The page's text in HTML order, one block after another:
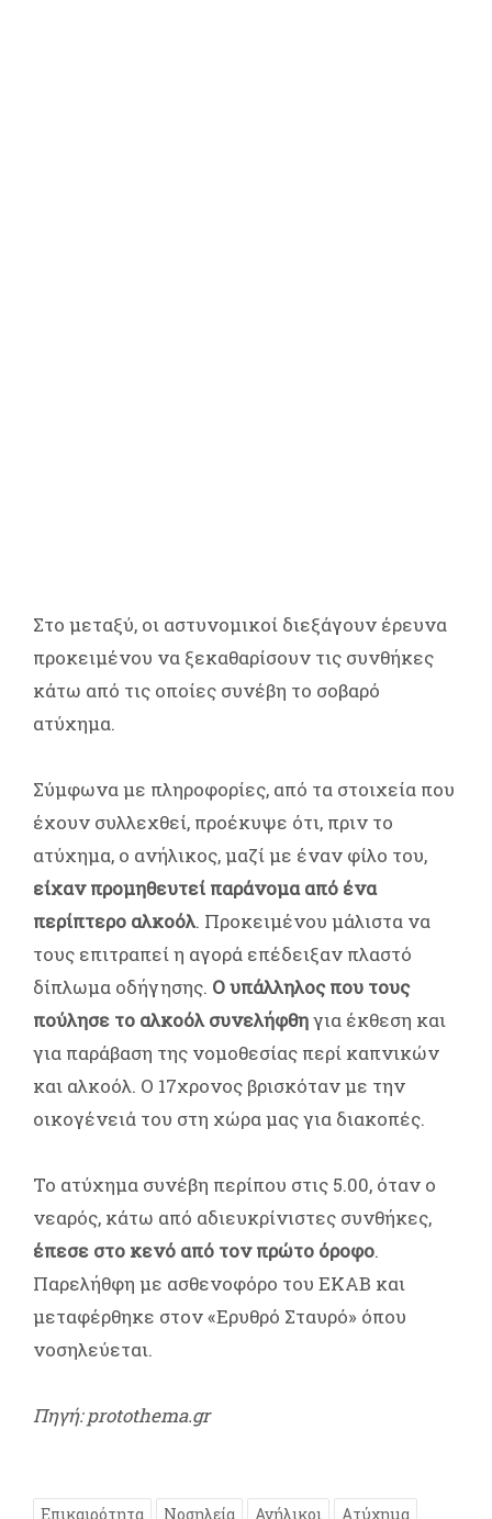
Στο μεταξύ, οι αστυνομικοί διεξάγουν έρευνα
προκειμένου να ξεκαθαρίσουν τις συνθήκες
κάτω από τις οποίες συνέβη το σοβαρό
ατύχημα.
Σύμφωνα με πληροφορίες, από τα στοιχεία που
έχουν συλλεχθεί, προέκυψε ότι, πριν το
ατύχημα, ο ανήλικος, μαζί με έναν φίλο του,
είχαν προμηθευτεί παράνομα από ένα
περίπτερο αλκοόλ. Προκειμένου μάλιστα να
τους επιτραπεί η αγορά επέδειξαν πλαστό
δίπλωμα οδήγησης. Ο υπάλληλος που τους
πούλησε το αλκοόλ συνελήφθηγια έκθεση και
για παράβαση της νομοθεσίας περί καπνικών
και αλκοόλ. Ο 17χρονος βρισκόταν με την
οικογένειά του στη χώρα μας για διακοπές.
Το ατύχημα συνέβη περίπου στις 5.00, όταν ο
νεαρός, κάτω από αδιευκρίνιστες συνθήκες,
έπεσε στο κενό από τον πρώτο όροφο.
Παρελήθφη με ασθενοφόρο του ΕΚΑΒ και
μεταφέρθηκε στον «Ερυθρό Σταυρό» όπου
νοσηλεύεται.
Πηγή: protothema.gr
Επικαιρότητα Νοσηλεία Ανήλικοι Ατύχημα